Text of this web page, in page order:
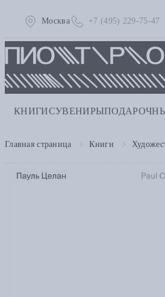
Москва +7 (495) 229-75-47
КНИГИСУВЕНИРЫ
Главная страница Книги